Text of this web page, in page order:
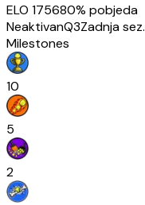
ELO 175680% pobjeda
NeaktivanQ3Zadnja sez.
Milestones
10
5
2